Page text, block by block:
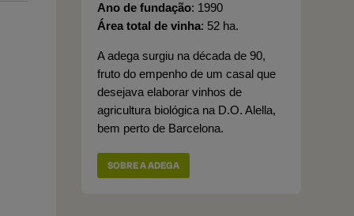
Ano de fundação 1990
Área total de vinha 52 ha.
A adega surgiu na década de 90,
fruto do empenho de um casal que
desejava elaborar vinhos de
agricultura biológica na D.O. Alella,
bem perto de Barcelona.
SOBRE A ADEGA